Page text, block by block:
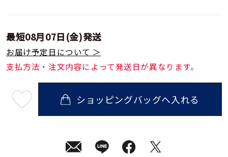
最短08月07日(金)発送
お届け予定日について ＞
支払方法・注文内容によって発送日が異なります。
08
ショッピングバッグへ入れる